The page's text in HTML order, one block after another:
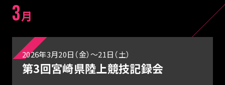
3月
2026年3月20日（金）～21日（土）
第3回宮崎県陸上競技記録会